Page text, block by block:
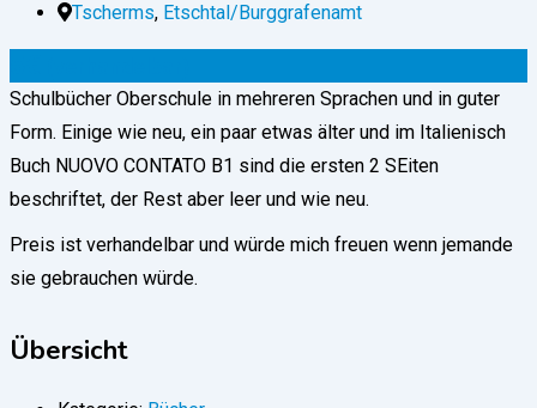
Tscherms, Etschtal/Burggrafenamt
Schulbücher Oberschule in mehreren Sprachen und in guter
Form. Einige wie neu, ein paar etwas älter und im Italienisch
Buch NUOVO CONTATO B1 sind die ersten 2 SEiten
beschriftet, der Rest aber leer und wie neu.
Preis ist verhandelbar und würde mich freuen wenn jemande
sie gebrauchen würde.
Übersicht